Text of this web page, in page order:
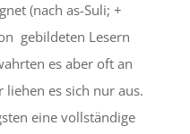
(nach as-Suli; +
gebildeten Lesern
es aber oft an
liehen es sich nur aus.
eine vollständige